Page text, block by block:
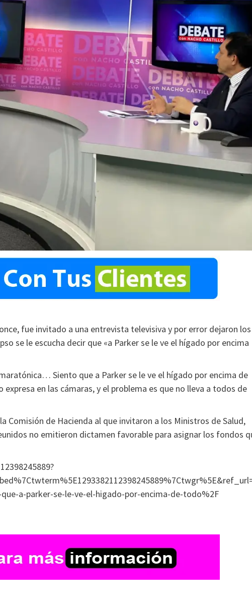
fue invitado a una entrevista televisiva y por error dejaron los
se le escucha decir que «a Parker se le ve el hígado por encima
Siento que a Parker se le ve el hígado por encima de
en las cámaras, y el problema es que no lleva a todos de
Comisión de Hacienda al que invitaron a los Ministros de Salud,
no emitieron dictamen favorable para asignar los fondos
a-parker-se-le-ve-el-higado-por-encima-de-todo%2F